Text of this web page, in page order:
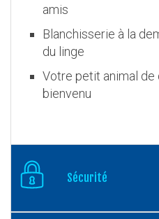
amis
Blanchisserie à la
du linge
Votre petit animal
bienvenu
Sécurité